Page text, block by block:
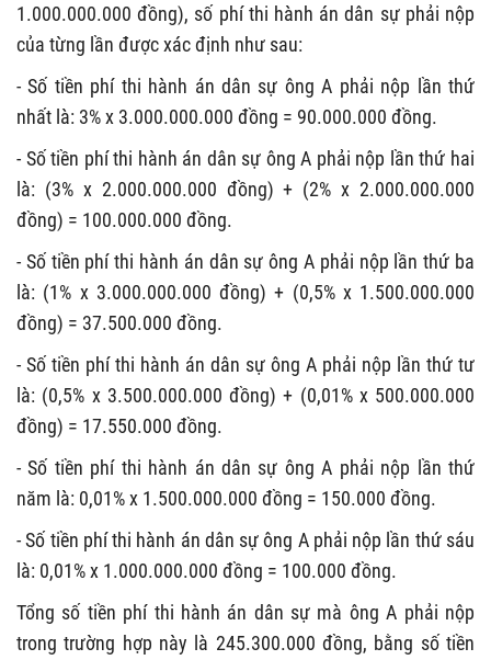
1.000.000.000 đồng), số phí thi hành án dân sự phải nộp
của từng lần được xác định như sau:
- Số tiền phí thi hành án dân sự ông A phải nộp lần thứ
nhất là: 3% x 3.000.000.000 đồng = 90.000.000 đồng.
- Số tiền phí thi hành án dân sự ông A phải nộp lần thứ hai
là: (3% x 2.000.000.000 đồng) + (2% x 2.000.000.000
đồng) = 100.000.000 đồng.
- Số tiền phí thi hành án dân sự ông A phải nộp lần thứ ba
là: (1% x 3.000.000.000 đồng) + (0,5% x 1.500.000.000
đồng) = 37.500.000 đồng.
- Số tiền phí thi hành án dân sự ông A phải nộp lần thứ tư
là: (0,5% x 3.500.000.000 đồng) + (0,01% x 500.000.000
đồng) = 17.550.000 đồng.
- Số tiền phí thi hành án dân sự ông A phải nộp lần thứ
năm là: 0,01% x 1.500.000.000 đồng = 150.000 đồng.
- Số tiền phí thi hành án dân sự ông A phải nộp lần thứ sáu
là: 0,01% x 1.000.000.000 đồng = 100.000 đồng.
Tổng số tiền phí thi hành án dân sự mà ông A phải nộp
trong trường hợp này là 245.300.000 đồng, bằng số tiền